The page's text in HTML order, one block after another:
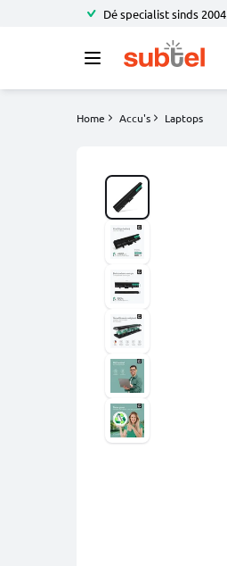
Dé specialist sinds 2004
Home Accu's Laptops